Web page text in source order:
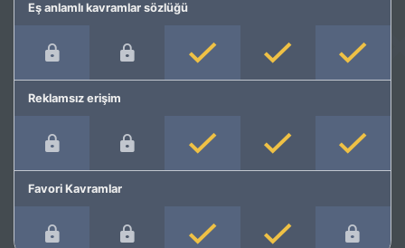
Eş anlamlı kavramlar sözlüğü
Reklamsız erişim
Favori Kavramlar